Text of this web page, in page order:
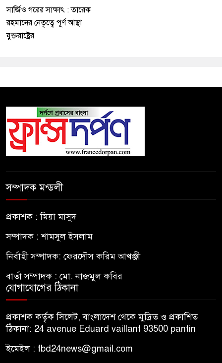
সার্জিও গরের সাক্ষাৎ : তারেক
রহমানের নেতৃত্বে পূর্ণ আস্থা
যুক্তরাষ্ট্রের
সম্পাদক মন্ডলী
প্রকাশক : মিয়া মাসুদ
সম্পাদক : শামসুল ইসলাম
নির্বাহী সম্পাদক: ফেরদৌস করিম আখঞ্জী
বার্তা সম্পাদক : মো. নাজমুল কবির
যোগাযোগের ঠিকানা
প্রকাশক কর্তৃক সিলেট, বাংলাদেশ থেকে মুদ্রিত ও প্রকাশিত
ঠিকানা: 24 avenue Eduard vaillant 93500 pantin
ইমেইল : fbd24news@gmail.com